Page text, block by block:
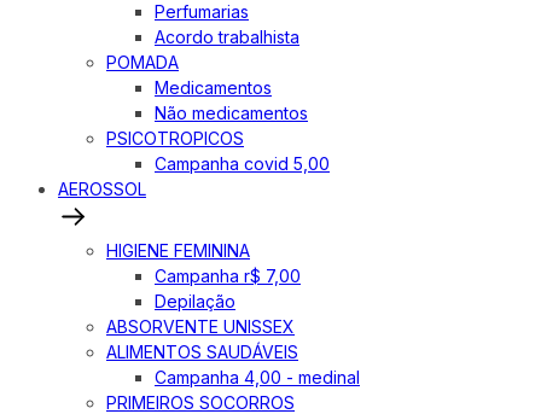
Perfumarias
Acordo trabalhista
POMADA
Medicamentos
Não medicamentos
PSICOTROPICOS
Campanha covid 5,00
AEROSSOL
HIGIENE FEMININA
Campanha r$ 7,00
Depilação
ABSORVENTE UNISSEX
ALIMENTOS SAUDÁVEIS
Campanha 4,00 - medinal
PRIMEIROS SOCORROS